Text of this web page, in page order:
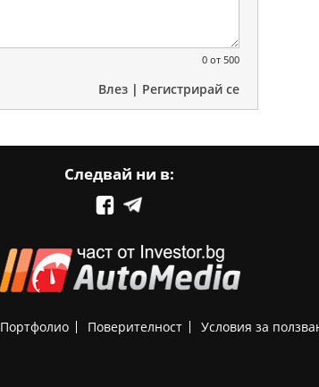
0 от 500
Влез | Регистрирай се
Следвай ни в:
Портфолио Поверителност Условия за